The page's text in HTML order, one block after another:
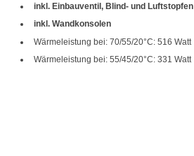
inkl. Einbauventil, Blind- und Luftstopfen
inkl. Wandkonsolen
Wärmeleistung bei: 70/55/20°C: 516 Watt
Wärmeleistung bei: 55/45/20°C: 331 Watt